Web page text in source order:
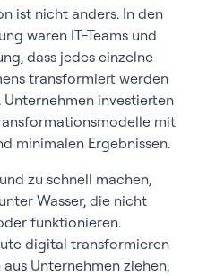
ist nicht anders. In den
waren IT-Teams und
dass jedes einzelne
transformiert werden
Unternehmen investierten
mit
minimalen Ergebnissen.
zu schnell machen,
Wasser, die nicht
funktionieren.
digital transformieren
Unternehmen ziehen,